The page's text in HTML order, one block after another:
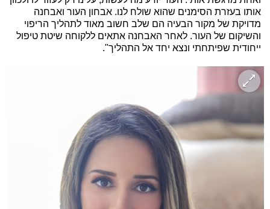
אותו בעזרת הסימנים שהוא שולח לנו. אבחון העור ואבחנה
מדויקת של מקור הבעיה הם שלב חשוב מאוד לתהליך הריפוי
והשיקום של העור. לאחר האבחנה אתאים ללקוחה שיטת טיפול
ייחודית שפיתחתי ונצא יחד אל התהליך".